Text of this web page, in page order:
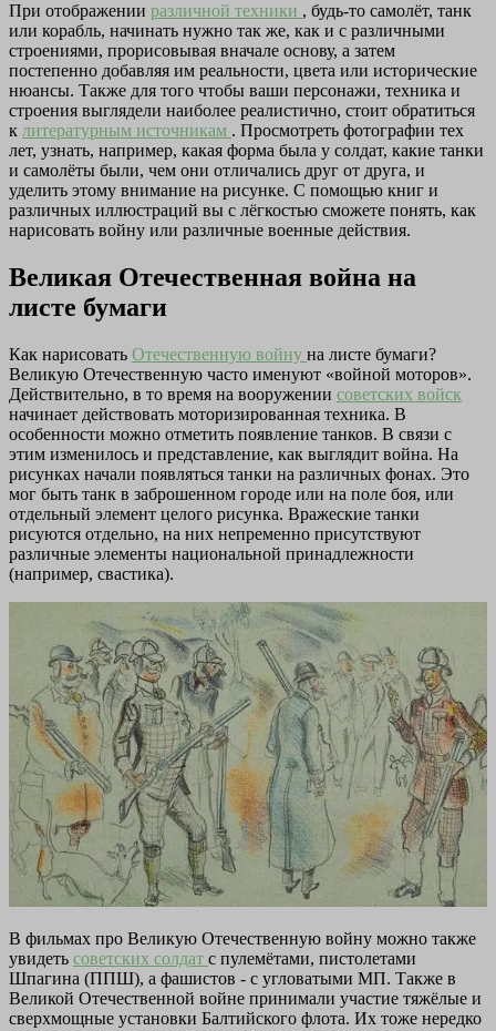
При отображении различной техники , будь-то самолёт, танк
или корабль, начинать нужно так же, как и с различными
строениями, прорисовывая вначале основу, а затем
постепенно добавляя им реальности, цвета или исторические
нюансы. Также для того чтобы ваши персонажи, техника и
строения выглядели наиболее реалистично, стоит обратиться
к литературным источникам . Просмотреть фотографии тех
лет, узнать, например, какая форма была у солдат, какие танки
и самолёты были, чем они отличались друг от друга, и
уделить этому внимание на рисунке. С помощью книг и
различных иллюстраций вы с лёгкостью сможете понять, как
нарисовать войну или различные военные действия.
Великая Отечественная война на
листе бумаги
Как нарисовать Отечественную войну на листе бумаги?
Великую Отечественную часто именуют «войной моторов».
Действительно, в то время на вооружении советских войск
начинает действовать моторизированная техника. В
особенности можно отметить появление танков. В связи с
этим изменилось и представление, как выглядит война. На
рисунках начали появляться танки на различных фонах. Это
мог быть танк в заброшенном городе или на поле боя, или
отдельный элемент целого рисунка. Вражеские танки
рисуются отдельно, на них непременно присутствуют
различные элементы национальной принадлежности
(например, свастика).
В фильмах про Великую Отечественную войну можно также
увидеть советских солдат с пулемётами, пистолетами
Шпагина (ППШ), а фашистов - с угловатыми МП. Также в
Великой Отечественной войне принимали участие тяжёлые и
сверхмощные установки Балтийского флота. Их тоже нередко